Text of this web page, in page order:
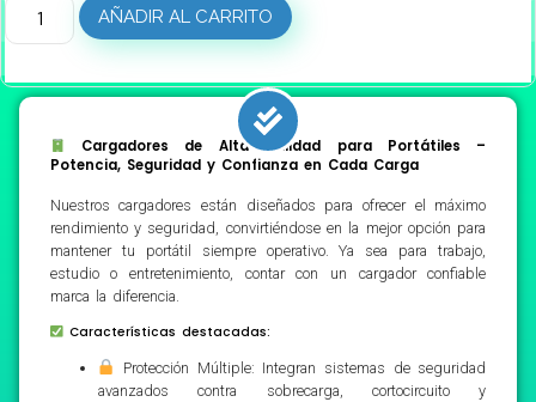
AÑADIR AL CARRITO
Cargadores de Alta Calidad para Portátiles –
Potencia, Seguridad y Confianza en Cada Carga
Nuestros cargadores están diseñados para ofrecer el máximo
rendimiento y seguridad, convirtiéndose en la mejor opción para
mantener tu portátil siempre operativo. Ya sea para trabajo,
estudio o entretenimiento, contar con un cargador confiable
marca la diferencia.
Características destacadas:
Protección Múltiple: Integran sistemas de seguridad
avanzados contra sobrecarga, cortocircuito y